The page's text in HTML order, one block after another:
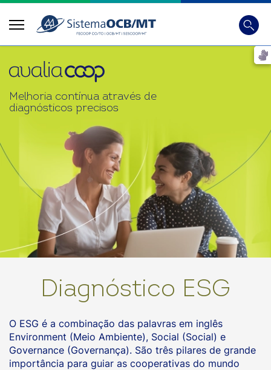
Busca
Digite
Melhoria contínua através de
diagnósticos precisos
Diagnóstico ESG
O ESG é a combinação das palavras em inglês
Environment (Meio Ambiente), Social (Social) e
Governance (Governança). São três pilares de grande
importância para guiar as cooperativas do mundo